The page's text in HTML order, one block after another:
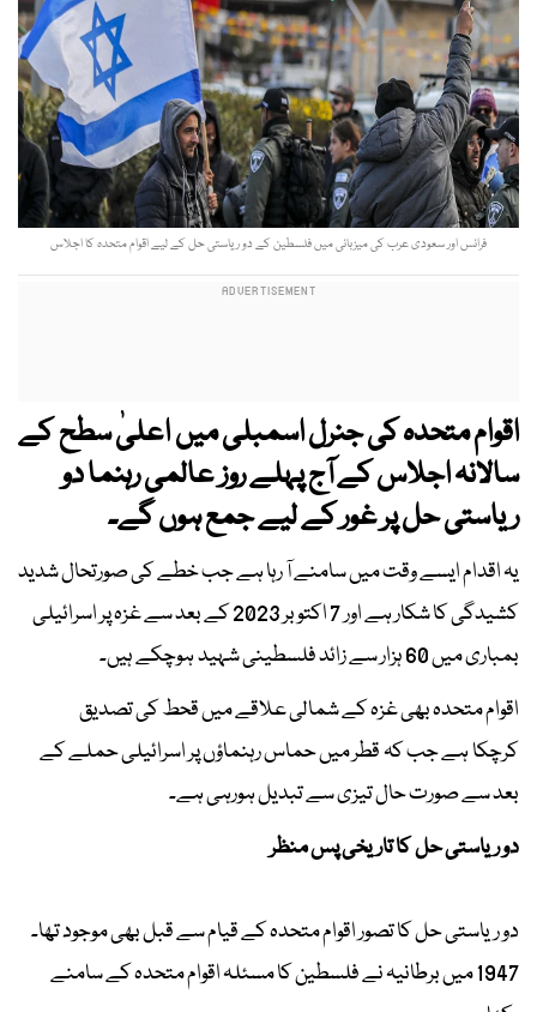
فرانس اور سعودی عرب کی میزبانی میں فلسطین کے دو ریاستی حل کے لیے اقوام متحدہ کا اجلاس
اقوام متحدہ کی جنرل اسمبلی میں اعلیٰ سطح کے
سالانہ اجلاس کے آج پہلے روز عالمی رہنما دو
ریاستی حل پر غور کے لیے جمع ہوں گے۔
یہ اقدام ایسے وقت میں سامنے آ رہا ہے جب خطے کی صورتحال شدید
کشیدگی کا شکار ہے اور 7 اکتوبر 2023 کے بعد سے غزہ پر اسرائیلی
بمباری میں 60 ہزار سے زائد فلسطینی شہید ہوچکے ہیں۔
اقوام متحدہ بھی غزہ کے شمالی علاقے میں قحط کی تصدیق
کرچکا ہے جب کہ قطر میں حماس رہنماؤں پر اسرائیلی حملے کے
بعد سے صورت حال تیزی سے تبدیل ہورہی ہے۔
دو ریاستی حل کا تاریخی پس منظر
دو ریاستی حل کا تصور اقوام متحدہ کے قیام سے قبل بھی موجود تھا۔
1947 میں برطانیہ نے فلسطین کا مسئلہ اقوام متحدہ کے سامنے